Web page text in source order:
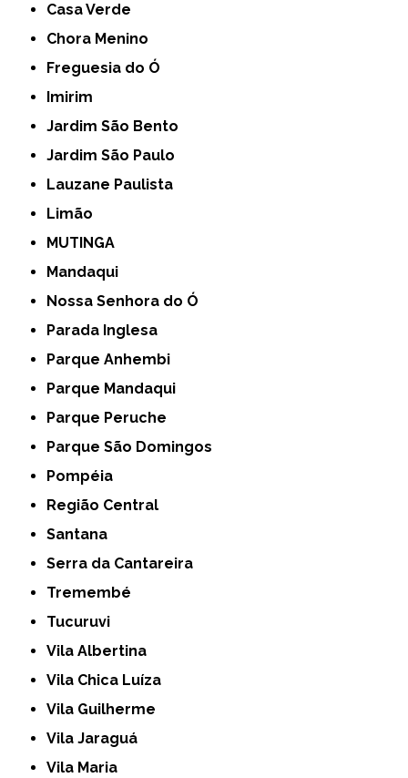
Casa Verde
Chora Menino
Freguesia do Ó
Imirim
Jardim São Bento
Jardim São Paulo
Lauzane Paulista
Limão
MUTINGA
Mandaqui
Nossa Senhora do Ó
Parada Inglesa
Parque Anhembi
Parque Mandaqui
Parque Peruche
Parque São Domingos
Pompéia
Região Central
Santana
Serra da Cantareira
Tremembé
Tucuruvi
Vila Albertina
Vila Chica Luíza
Vila Guilherme
Vila Jaraguá
Vila Maria